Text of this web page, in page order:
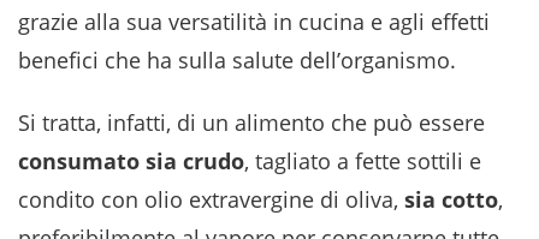
grazie alla sua versatilità in cucina e agli effetti
benefici che ha sulla salute dell’organismo.
Si tratta, infatti, di un alimento che può essere
consumato sia crudo, tagliato a fette sottili e
condito con olio extravergine di oliva, sia cotto,